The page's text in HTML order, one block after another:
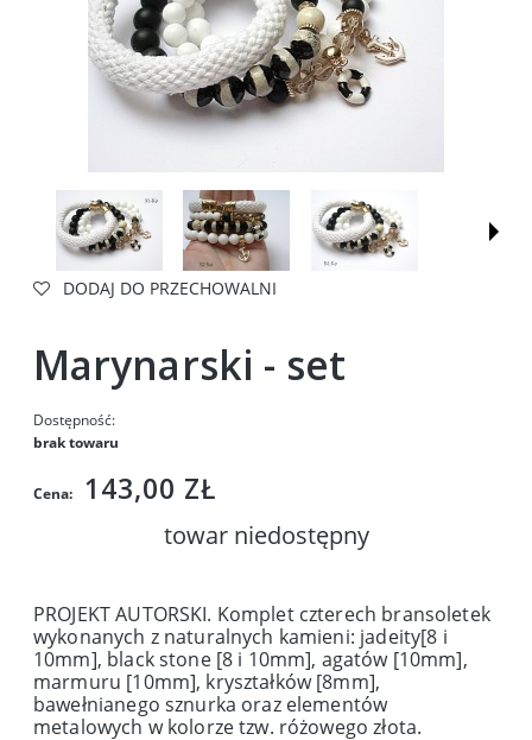
DODAJ DO PRZECHOWALNI
Marynarski - set
Dostępność:
brak towaru
Cena: 143,00 ZŁ
towar niedostępny
PROJEKT AUTORSKI. Komplet czterech bransoletek
wykonanych z naturalnych kamieni: jadeity[8 i
10mm], black stone [8 i 10mm], agatów [10mm],
marmuru [10mm], kryształków [8mm],
bawełnianego sznurka oraz elementów
metalowych w kolorze tzw. różowego złota.